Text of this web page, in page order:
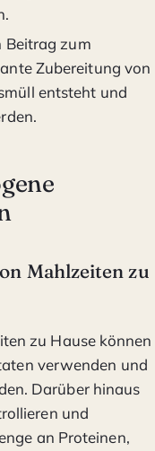
Beitrag zum
Zubereitung von
entsteht und
Mahlzeiten zu
zu Hause können
verwenden und
Darüber hinaus
und
an Proteinen,